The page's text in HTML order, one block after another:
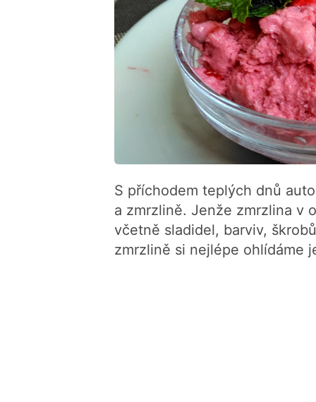
S příchodem teplých dnů
a zmrzlině. Jenže zmrzlina v
včetně sladidel, barviv,
zmrzlině si nejlépe ohlídáme